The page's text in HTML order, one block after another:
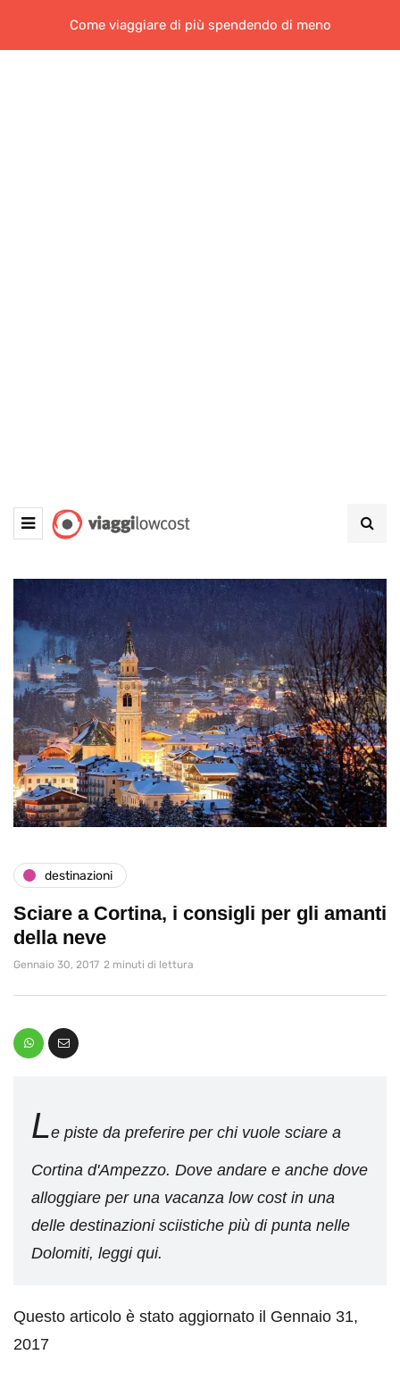
Come viaggiare di più spendendo di meno
destinazioni
Sciare a Cortina, i consigli per gli amanti
della neve
Gennaio 30, 2017 2 minuti di lettura
Le piste da preferire per chi vuole sciare a
Cortina d'Ampezzo. Dove andare e anche dove
alloggiare per una vacanza low cost in una
delle destinazioni sciistiche più di punta nelle
Dolomiti, leggi qui.
Questo articolo è stato aggiornato il Gennaio 31,
2017